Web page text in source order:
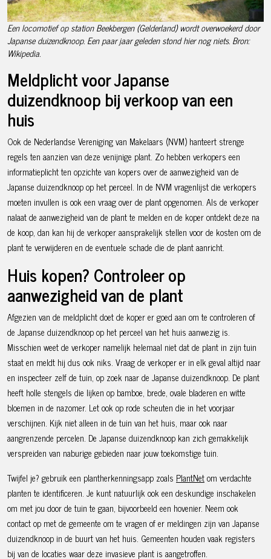
Een locomotief op station Beekbergen (Gelderland) wordt overwoekerd door
Japanse duizendknoop. Een paar jaar geleden stond hier nog niets. Bron:
Wikipedia.
Meldplicht voor Japanse
duizendknoop bij verkoop van een
huis
Ook de Nederlandse Vereniging van Makelaars (NVM) hanteert strenge
regels ten aanzien van deze venijnige plant. Zo hebben verkopers een
informatieplicht ten opzichte van kopers over de aanwezigheid van de
Japanse duizendknoop op het perceel. In de NVM vragenlijst die verkopers
moeten invullen is ook een vraag over de plant opgenomen. Als de verkoper
nalaat de aanwezigheid van de plant te melden en de koper ontdekt deze na
de koop, dan kan hij de verkoper aansprakelijk stellen voor de kosten om de
plant te verwijderen en de eventuele schade die de plant aanricht.
Huis kopen? Controleer op
aanwezigheid van de plant
Afgezien van de meldplicht doet de koper er goed aan om te controleren of
de Japanse duizendknoop op het perceel van het huis aanwezig is.
Misschien weet de verkoper namelijk helemaal niet dat de plant in zijn tuin
staat en meldt hij dus ook niks. Vraag de verkoper er in elk geval altijd naar
en inspecteer zelf de tuin, op zoek naar de Japanse duizendknoop. De plant
heeft holle stengels die lijken op bamboe, brede, ovale bladeren en witte
bloemen in de nazomer. Let ook op rode scheuten die in het voorjaar
verschijnen. Kijk niet alleen in de tuin van het huis, maar ook naar
aangrenzende percelen. De Japanse duizendknoop kan zich gemakkelijk
verspreiden van naburige gebieden naar jouw toekomstige tuin.
Twijfel je? gebruik een plantherkenningsapp zoals PlantNetom verdachte
planten te identificeren. Je kunt natuurlijk ook een deskundige inschakelen
om met jou door de tuin te gaan, bijvoorbeeld een hovenier. Neem ook
contact op met de gemeente om te vragen of er meldingen zijn van Japanse
duizendknoop in de buurt van het huis. Gemeenten houden vaak registers
bij van de locaties waar deze invasieve plant is aangetroffen.